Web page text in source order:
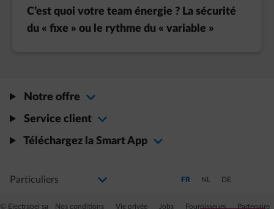
C’est quoi votre team énergie ? La sécurité
du « fixe » ou le rythme du « variable »
Notre offre
Service client
Téléchargez la Smart App
Sélectionnez votre profil
La modification de la sélection permettra d'accéder à une nouvelle page
© Electrabel sa Nos conditions Vie privée Jobs Fournisseurs Partenaire
Passer en Français (Langue
FR Passer en Néerlandais
NL Passer en
DE